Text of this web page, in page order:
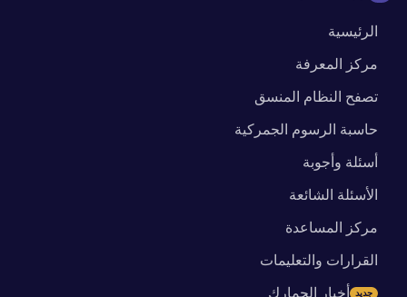
الرئيسية
مركز المعرفة
تصفح النظام المنسق
حاسبة الرسوم الجمركية
أسئلة وأجوبة
الأسئلة الشائعة
مركز المساعدة
القرارات والتعليمات
أخبار الجمارك جديد